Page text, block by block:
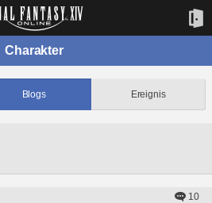
Charakter
Blogs Ereignis
10